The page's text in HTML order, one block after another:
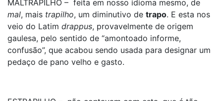
MALTRAPILHO – feita em nosso idioma mesmo, de
mal, mais trapilho, um diminutivo de trapo. E esta nos
veio do Latim drappus, provavelmente de origem
gaulesa, pelo sentido de “amontoado informe,
confusão”, que acabou sendo usada para designar um
pedaço de pano velho e gasto.